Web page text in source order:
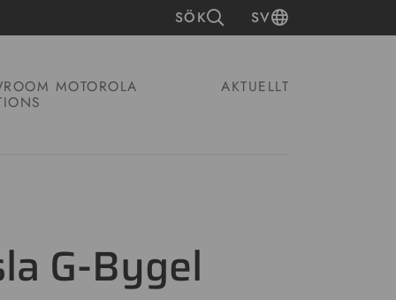
SÖK SV
MOTOROLA AKTUELLT
G-Bygel